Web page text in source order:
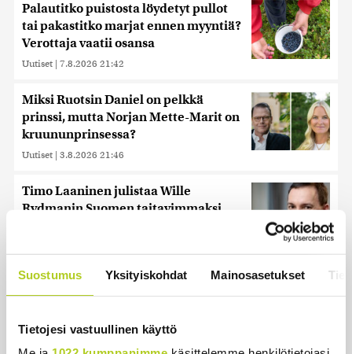
Suostumus Yksityiskohdat Mainosasetukset
Tietojesi vastuullinen käyttö
Palautitko puistosta löydetyt pullot
tai pakastitko marjat ennen myyntiä?
Verottaja vaatii osansa
Uutiset | 7.8.2026 21:42
Miksi Ruotsin Daniel on pelkkä
prinssi, mutta Norjan Mette-Marit on
kruununprinsessa?
Uutiset | 3.8.2026 21:46
Timo Laaninen julistaa Wille
Rydmanin Suomen taitavimmaksi
Juutalainen miekkailija voitti
natseille mitalin ja kohotti kätensä
ihmeessä?